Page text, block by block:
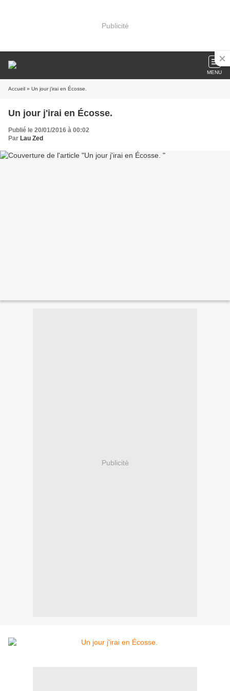
Publicité
MENU
Accueil » Un jour j'irai en Écosse.
Un jour j'irai en Écosse.
Publié le 20/01/2016 à 00:02
Par Lau Zed
Publicité